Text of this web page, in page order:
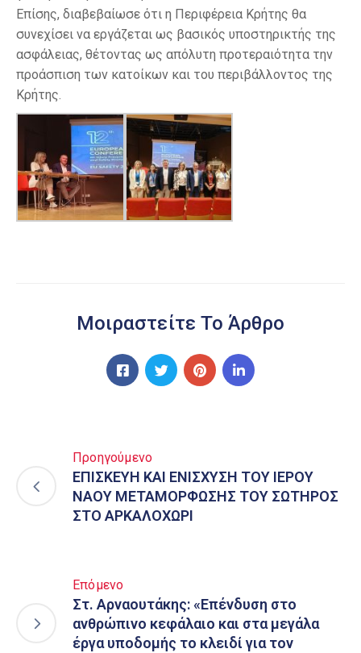
Επίσης, διαβεβαίωσε ότι η Περιφέρεια Κρήτης θα
συνεχίσει να εργάζεται ως βασικός υποστηρικτής της
ασφάλειας, θέτοντας ως απόλυτη προτεραιότητα την
προάσπιση των κατοίκων και του περιβάλλοντος της
Κρήτης.
Μοιραστείτε Το Άρθρο
Προηγούμενο
ΕΠΙΣΚΕΥΗ ΚΑΙ ΕΝΙΣΧΥΣΗ ΤΟΥ ΙΕΡΟΥ
ΝΑΟΥ ΜΕΤΑΜΟΡΦΩΣΗΣ ΤΟΥ ΣΩΤΗΡΟΣ
ΣΤΟ ΑΡΚΑΛΟΧΩΡΙ
Επόμενο
Στ. Αρναουτάκης: «Επένδυση στο
ανθρώπινο κεφάλαιο και στα μεγάλα
έργα υποδομής το κλειδί για τον